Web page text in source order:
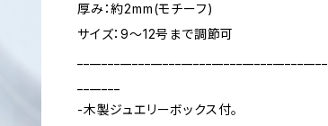
厚み：約2mm(モチーフ)
サイズ：9～12号まで調節可
-木製ジュエリーボックス付。